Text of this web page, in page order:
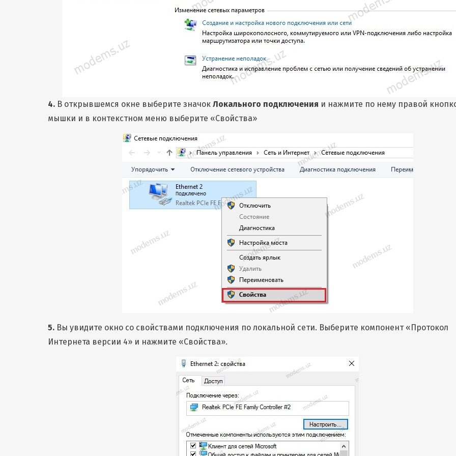
4. В открывшемся окне выберите значок Локального подключения и нажмите по нему правой
мышки и в контекстном меню выберите «Свойства»
5. Вы увидите окно со свойствами подключения по локальной сети. Выберите компонент «Протокол
Интернета версии 4» и нажмите «Свойства».